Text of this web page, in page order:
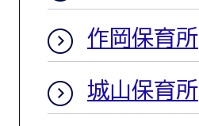
作岡保育所
城山保育所